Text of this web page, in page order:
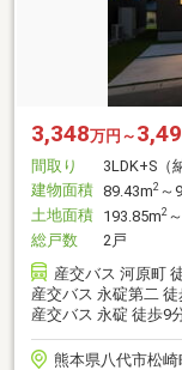
3,348万円～
間取り
3LDK+S（
建物面積 89.43m2 ～
土地面積 193.85m2
総戸数
2戸
産交バス 河原町
産交バス 永碇第二 徒
産交バス 永碇 徒歩9
熊本県八代市松崎